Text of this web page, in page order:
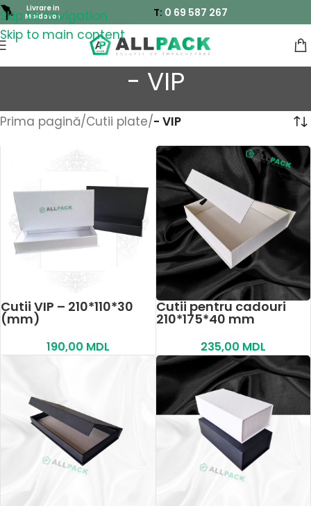
Skip to navigation
Skip to main content
Livrare in
Moldova !
T: 0 69 587 267
- VIP
Prima pagină/Cutii plate/- VIP
Cutii VIP – 210*110*30
(mm)
190,00 MDL
Cutii pentru cadouri
210*175*40 mm
235,00 MDL